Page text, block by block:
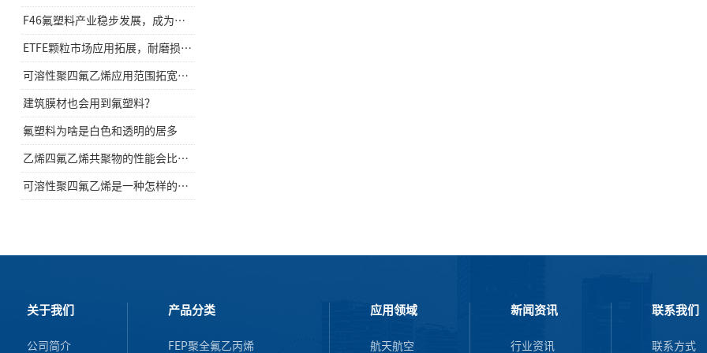
F46氟塑料产业稳步发展，成为高温线缆防腐制品主流原料之一
ETFE颗粒市场应用拓展，耐磨损氟塑料助力线缆与膜结构产业发展
可溶性聚四氟乙烯应用范围拓宽，适配更多制造场景
建筑膜材也会用到氟塑料？
氟塑料为啥是白色和透明的居多
乙烯四氟乙烯共聚物的性能会比可溶性聚四氟乙烯的好吗？
可溶性聚四氟乙烯是一种怎样的塑料？
关于我们
公司简介
产品分类
FEP聚全氟乙丙烯
应用领域
航天航空
新闻资讯
行业资讯
联系我们
联系方式